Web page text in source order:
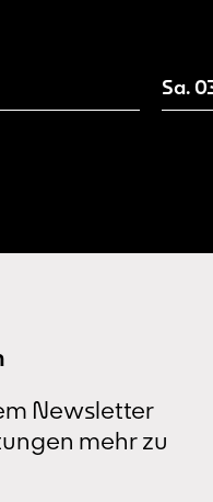
Ensemble...
Sa.
Newsletter
mehr zu